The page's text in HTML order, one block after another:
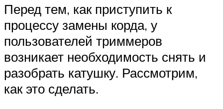
Перед тем, как приступить к
процессу замены корда, у
пользователей триммеров
возникает необходимость снять и
разобрать катушку. Рассмотрим,
как это сделать.